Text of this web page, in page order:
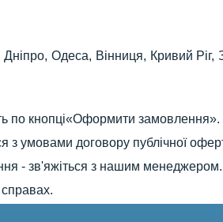
Одеса, Вінниця, Кривий Ріг,
по кнопці«Оформити замовлення».
умовами договору публічної
- зв'яжіться з нашим менеджером.